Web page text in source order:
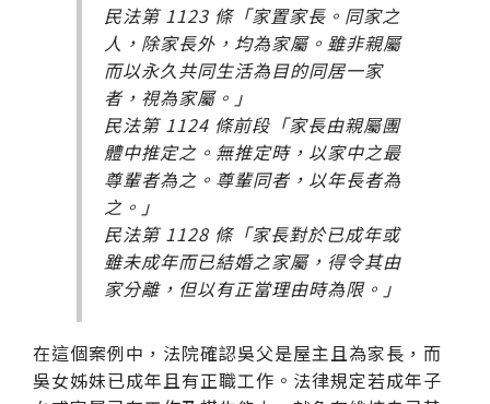
民法第 1123 條「家置家長。同家之
人，除家長外，均為家屬。雖非親屬
而以永久共同生活為目的同居一家
者，視為家屬。」
民法第 1124 條前段「家長由親屬團
體中推定之。無推定時，以家中之最
尊輩者為之。尊輩同者，以年長者為
之。」
民法第 1128 條「家長對於已成年或
雖未成年而已結婚之家屬，得令其由
家分離，但以有正當理由時為限。」
在這個案例中，法院確認吳父是屋主且為家長，而
吳女姊妹已成年且有正職工作。法律規定若成年子